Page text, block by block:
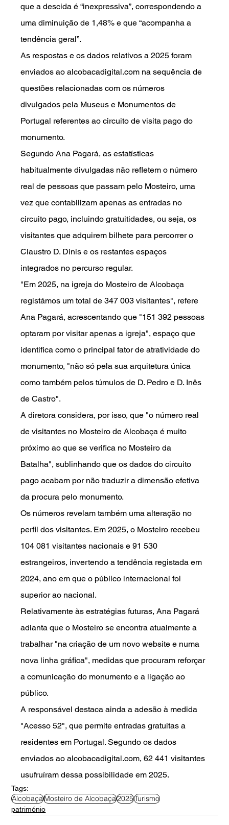
que a descida é “inexpressiva”, correspondendo a
uma diminuição de 1,48% e que “acompanha a
tendência geral”.
As respostas e os dados relativos a 2025 foram
enviados ao alcobacadigital.com na sequência de
questões relacionadas com os números
divulgados pela Museus e Monumentos de
Portugal referentes ao circuito de visita pago do
monumento.
Segundo Ana Pagará, as estatísticas
habitualmente divulgadas não refletem o número
real de pessoas que passam pelo Mosteiro, uma
vez que contabilizam apenas as entradas no
circuito pago, incluindo gratuitidades, ou seja, os
visitantes que adquirem bilhete para percorrer o
Claustro D. Dinis e os restantes espaços
integrados no percurso regular.
"Em 2025, na igreja do Mosteiro de Alcobaça
registámos um total de 347 003 visitantes", refere
Ana Pagará, acrescentando que "151 392 pessoas
optaram por visitar apenas a igreja", espaço que
identifica como o principal fator de atratividade do
monumento, "não só pela sua arquitetura única
como também pelos túmulos de D. Pedro e D. Inês
de Castro".
A diretora considera, por isso, que "o número real
de visitantes no Mosteiro de Alcobaça é muito
próximo ao que se verifica no Mosteiro da
Batalha", sublinhando que os dados do circuito
pago acabam por não traduzir a dimensão efetiva
da procura pelo monumento.
Os números revelam também uma alteração no
perfil dos visitantes. Em 2025, o Mosteiro recebeu
104 081 visitantes nacionais e 91 530
estrangeiros, invertendo a tendência registada em
2024, ano em que o público internacional foi
superior ao nacional.
Relativamente às estratégias futuras, Ana Pagará
adianta que o Mosteiro se encontra atualmente a
trabalhar "na criação de um novo website e numa
nova linha gráfica", medidas que procuram reforçar
a comunicação do monumento e a ligação ao
público.
A responsável destaca ainda a adesão à medida
"Acesso 52", que permite entradas gratuitas a
residentes em Portugal. Segundo os dados
enviados ao alcobacadigital.com, 62 441 visitantes
usufruíram dessa possibilidade em 2025.
Tags:
AlcobaçaMosteiro de Alcobaça2025Turismo
património